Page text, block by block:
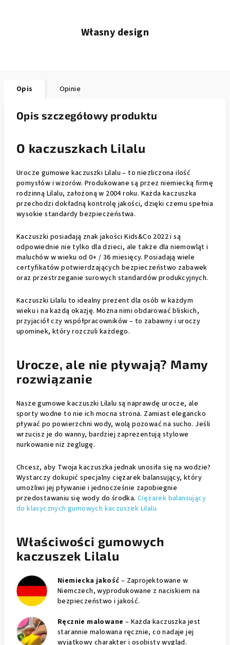
Własny design
Opis Opinie
Opis szczegółowy produktu
O kaczuszkach Lilalu
Urocze gumowe kaczuszki Lilalu – to niezliczona ilość
pomysłów i wzorów. Produkowane są przez niemiecką firmę
rodzinną Lilalu, założoną w 2004 roku. Każda kaczuszka
przechodzi dokładną kontrolę jakości, dzięki czemu spełnia
wysokie standardy bezpieczeństwa.
Kaczuszki posiadają znak jakości Kids&Co 2022 i są
odpowiednie nie tylko dla dzieci, ale także dla niemowląt i
maluchów w wieku od 0+ / 36 miesięcy. Posiadają wiele
certyfikatów potwierdzających bezpieczeństwo zabawek
oraz przestrzeganie surowych standardów produkcyjnych.
Kaczuszki Lilalu to idealny prezent dla osób w każdym
wieku i na każdą okazję. Można nimi obdarować bliskich,
przyjaciół czy współpracowników – to zabawny i uroczy
upominek, który rozczuli każdego.
Urocze, ale nie pływają? Mamy
rozwiązanie
Nasze gumowe kaczuszki Lilalu są naprawdę urocze, ale
sporty wodne to nie ich mocna strona. Zamiast elegancko
pływać po powierzchni wody, wolą pozować na sucho. Jeśli
wrzucisz je do wanny, bardziej zaprezentują stylowe
nurkowanie niż żeglugę.
Chcesz, aby Twoja kaczuszka jednak unosiła się na wodzie?
Wystarczy dokupić specjalny ciężarek balansujący, który
umożliwi jej pływanie i jednocześnie zapobiegnie
przedostawaniu się wody do środka. Ciężarek balansujący
do klasycznych gumowych kaczuszek Lilalu
Właściwości gumowych
kaczuszek Lilalu
Niemiecka jakość – Zaprojektowane w
Niemczech, wyprodukowane z naciskiem na
bezpieczeństwo i jakość.
Ręcznie malowane – Każda kaczuszka jest
starannie malowana ręcznie, co nadaje jej
wyjątkowy charakter i osobisty wygląd.